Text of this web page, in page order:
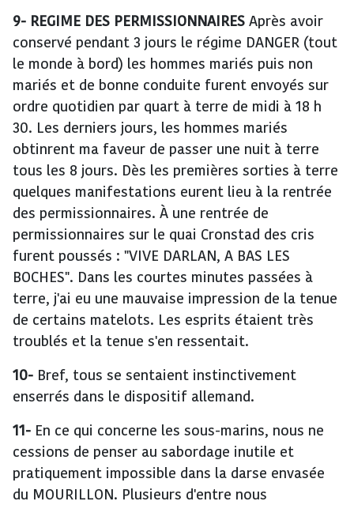
9- REGIME DES PERMISSIONNAIRESAprès avoir
conservé pendant 3 jours le régime DANGER (tout
le monde à bord) les hommes mariés puis non
mariés et de bonne conduite furent envoyés sur
ordre quotidien par quart à terre de midi à 18 h
30. Les derniers jours, les hommes mariés
obtinrent ma faveur de passer une nuit à terre
tous les 8 jours. Dès les premières sorties à terre
quelques manifestations eurent lieu à la rentrée
des permissionnaires. À une rentrée de
permissionnaires sur le quai Cronstad des cris
furent poussés : "VIVE DARLAN, A BAS LES
BOCHES". Dans les courtes minutes passées à
terre, j'ai eu une mauvaise impression de la tenue
de certains matelots. Les esprits étaient très
troublés et la tenue s'en ressentait.
10- Bref, tous se sentaient instinctivement
enserrés dans le dispositif allemand.
11- En ce qui concerne les sous-marins, nous ne
cessions de penser au sabordage inutile et
pratiquement impossible dans la darse envasée
du MOURILLON. Plusieurs d'entre nous